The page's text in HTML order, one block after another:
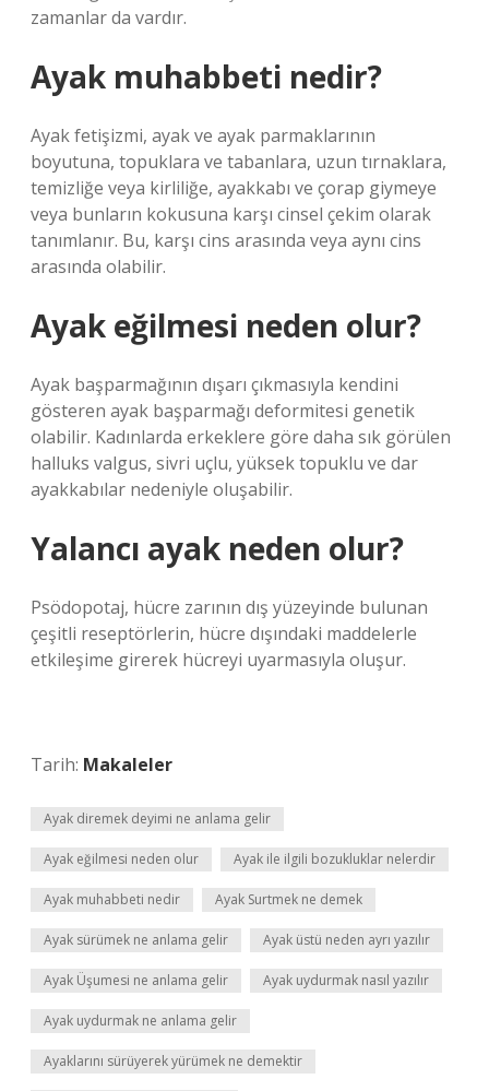
zamanlar da vardır.
Ayak muhabbeti nedir?
Ayak fetişizmi, ayak ve ayak parmaklarının
boyutuna, topuklara ve tabanlara, uzun tırnaklara,
temizliğe veya kirliliğe, ayakkabı ve çorap giymeye
veya bunların kokusuna karşı cinsel çekim olarak
tanımlanır. Bu, karşı cins arasında veya aynı cins
arasında olabilir.
Ayak eğilmesi neden olur?
Ayak başparmağının dışarı çıkmasıyla kendini
gösteren ayak başparmağı deformitesi genetik
olabilir. Kadınlarda erkeklere göre daha sık görülen
halluks valgus, sivri uçlu, yüksek topuklu ve dar
ayakkabılar nedeniyle oluşabilir.
Yalancı ayak neden olur?
Psödopotaj, hücre zarının dış yüzeyinde bulunan
çeşitli reseptörlerin, hücre dışındaki maddelerle
etkileşime girerek hücreyi uyarmasıyla oluşur.
Tarih: Makaleler
Ayak diremek deyimi ne anlama gelir
Ayak eğilmesi neden olur Ayak ile ilgili bozukluklar nelerdir
Ayak muhabbeti nedir Ayak Surtmek ne demek
Ayak sürümek ne anlama gelir Ayak üstü neden ayrı yazılır
Ayak Üşumesi ne anlama gelir Ayak uydurmak nasıl yazılır
Ayak uydurmak ne anlama gelir
Ayaklarını sürüyerek yürümek ne demektir